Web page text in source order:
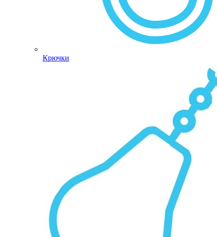
Крючки